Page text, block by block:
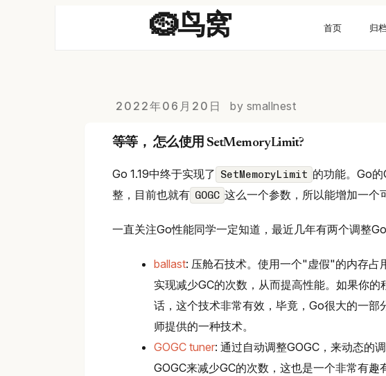
🪹鸟窝 首页 归档
2022年06月20日 by smallnest
等等， 怎么使用 SetMemoryLimit?
Go 1.19中终于实现了 SetMemoryLimit 的功能。Go
整，目前也就有 GOGC 这么一个参数，所以能增加一个
一直关注Go性能同学一定知道，最近几年有两个调整
ballast: 压舱石技术。使用一个"虚假"的内存占
实现减少GC的次数，从而提高性能。如果你
话，这个技术非常有效，毕竟，Go很大的一
师提供的一种技术。
GOGC tuner: 通过自动调整GOGC，来动态的
GOGC来减少GC的次数，这也是一个非常有趣